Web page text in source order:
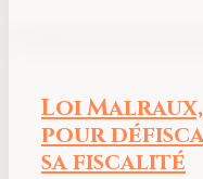
Loi
pour
sa fiscalité